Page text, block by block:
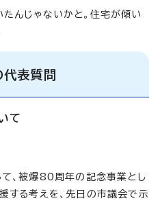
んじゃないかと。住宅が傾い
表質問
て
て、被爆80周年の記念事業とし
する考えを、先日の市議会で示